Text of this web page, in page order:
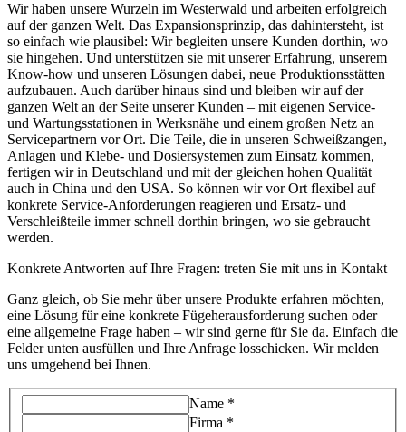
Wir haben unsere Wurzeln im Westerwald und arbeiten erfolgreich
auf der ganzen Welt. Das Expansionsprinzip, das dahintersteht, ist
so einfach wie plausibel: Wir begleiten unsere Kunden dorthin, wo
sie hingehen. Und unterstützen sie mit unserer Erfahrung, unserem
Know-how und unseren Lösungen dabei, neue Produktionsstätten
aufzubauen. Auch darüber hinaus sind und bleiben wir auf der
ganzen Welt an der Seite unserer Kunden – mit eigenen Service-
und Wartungsstationen in Werksnähe und einem großen Netz an
Servicepartnern vor Ort. Die Teile, die in unseren Schweißzangen,
Anlagen und Klebe- und Dosiersystemen zum Einsatz kommen,
fertigen wir in Deutschland und mit der gleichen hohen Qualität
auch in China und den USA. So können wir vor Ort flexibel auf
konkrete Service-Anforderungen reagieren und Ersatz- und
Verschleißteile immer schnell dorthin bringen, wo sie gebraucht
werden.
Konkrete Antworten auf Ihre Fragen: treten Sie mit uns in Kontakt
Ganz gleich, ob Sie mehr über unsere Produkte erfahren möchten,
eine Lösung für eine konkrete Fügeherausforderung suchen oder
eine allgemeine Frage haben – wir sind gerne für Sie da. Einfach die
Felder unten ausfüllen und Ihre Anfrage losschicken. Wir melden
uns umgehend bei Ihnen.
Name *
Firma *